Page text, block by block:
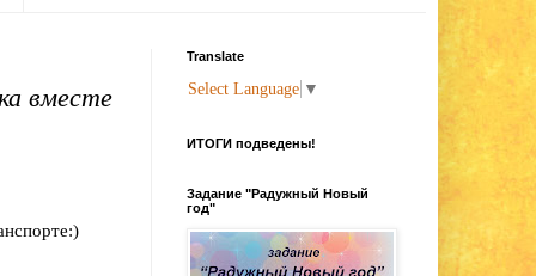
вместе
Translate
Select Language ▼
ИТОГИ подведены!
Задание "Радужный Новый
год"